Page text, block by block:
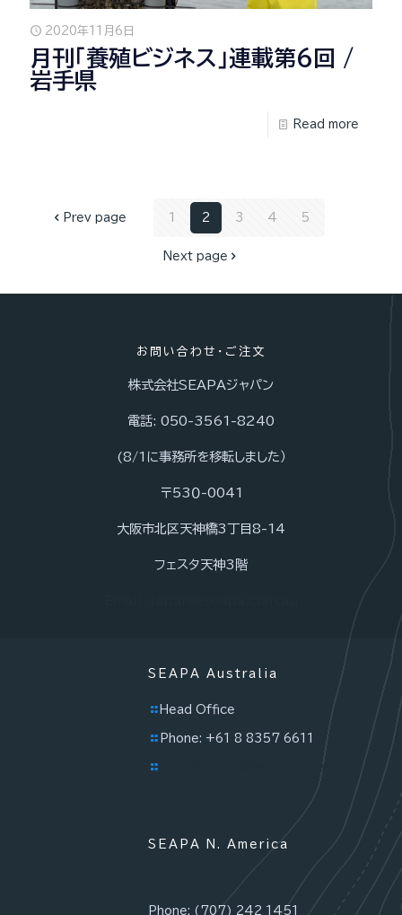
2020年11月6日
月刊「養殖ビジネス」連載第6回 /
岩手県
Read more
Prev page 2 3 4 5
Next page
お問い合わせ・ご注文
株式会社SEAPAジャパン
電話: 050-3561-8240
(8/1に事務所を移転しました）
〒53０-0041
大阪市北区天神橋3丁目8-14
フェスタ天神3階
SEAPA Australia
Head Office
Phone: +61 8 8357 6611
SEAPA N. America
Phone: (707) 242 1451